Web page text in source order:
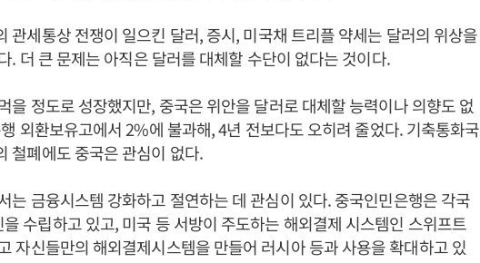
관세통상 전쟁이 일으킨 달러, 증시, 미국채 트리플 약세는 달러의 위상을
. 더 큰 문제는 아직은 달러를 대체할 수단이 없다는 것이다.
을 정도로 성장했지만, 중국은 위안을 달러로 대체할 능력이나 의향도 없
외환보유고에서 2%에 불과해, 4년 전보다도 오히려 줄었다. 기축통화국
철폐에도 중국은 관심이 없다.
는 금융시스템 강화하고 절연하는 데 관심이 있다. 중국인민은행은 각국
수립하고 있고, 미국 등 서방이 주도하는 해외결제 시스템인 스위프트
자신들만의 해외결제시스템을 만들어 러시아 등과 사용을 확대하고 있